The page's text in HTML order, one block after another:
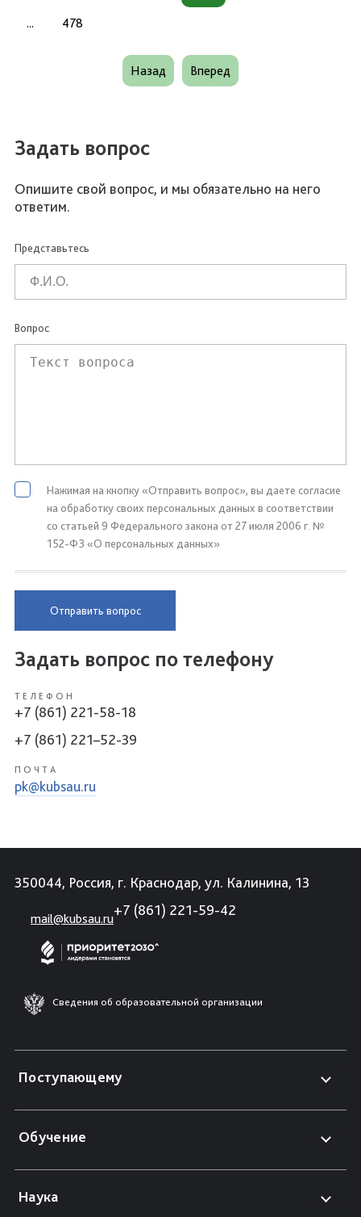
... 478
Назад Вперед
Задать вопрос
Опишите свой вопрос, и мы обязательно на него
ответим.
Представьтесь
Вопрос
Нажимая на кнопку «Отправить вопрос», вы даете согласие
на обработку своих персональных данных в соответствии
со статьей 9 Федерального закона от 27 июля 2006 г. №
152-ФЗ «О персональных данных»
Отправить вопрос
Задать вопрос по телефону
ТЕЛЕФОН
+7 (861) 221-58-18
+7 (861) 221–52-39
ПОЧТА
pk@kubsau.ru
350044, Россия, г. Краснодар, ул. Калинина, 13
mail@kubsau.ru
+7 (861) 221-59-42
Сведения об образовательной организации
Поступающему
Обучение
Наука